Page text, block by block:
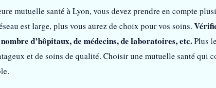
mutuelle santé à Lyon, vous devez prendre en compte
est large, plus vous aurez de choix pour vos soins.
d’hôpitaux, de médecins, de laboratoires, etc.Plus
et de soins de qualité. Choisir une mutuelle santé qui